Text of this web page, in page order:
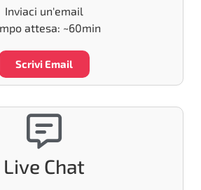
Inviaci un'email
attesa: ~60min
Scrivi Email
Live Chat